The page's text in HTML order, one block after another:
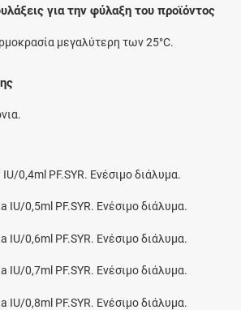
για την φύλαξη του προϊόντος
μεγαλύτερη των 25°C.
0,4ml PF.SYR. Ενέσιμο διάλυμα.
IU/0,5ml PF.SYR. Ενέσιμο διάλυμα.
IU/0,6ml PF.SYR. Ενέσιμο διάλυμα.
IU/0,7ml PF.SYR. Ενέσιμο διάλυμα.
IU/0,8ml PF.SYR. Ενέσιμο διάλυμα.